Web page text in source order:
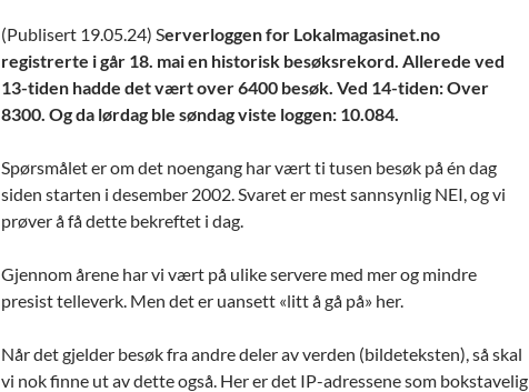
(Publisert 19.05.24) Serverloggen for Lokalmagasinet.no
registrerte i går 18. mai en historisk besøksrekord. Allerede ved
13-tiden hadde det vært over 6400 besøk. Ved 14-tiden: Over
8300. Og da lørdag ble søndag viste loggen: 10.084.
Spørsmålet er om det noengang har vært ti tusen besøk på én dag
siden starten i desember 2002. Svaret er mest sannsynlig NEI, og vi
prøver å få dette bekreftet i dag.
Gjennom årene har vi vært på ulike servere med mer og mindre
presist telleverk. Men det er uansett «litt å gå på» her.
Når det gjelder besøk fra andre deler av verden (bildeteksten), så skal
vi nok finne ut av dette også. Her er det IP-adressene som bokstavelig